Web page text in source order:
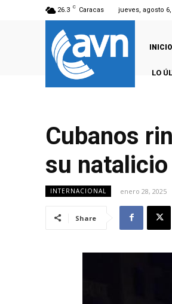
26.3 C Caracas jueves, agosto 6,
INICIO
LO
Cubanos
su natalicio
INTERNACIONAL enero 28, 2025
Share